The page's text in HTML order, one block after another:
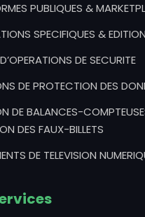
PUBLIQUES &
SPECIFIQUES &
DE SECURITE
DE PROTECTION DES
DE BALANCES-
DES FAUX-BILLETS
DE TELEVISION